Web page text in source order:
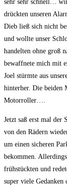
sehr sehr schnell…
drückten unseren
Dieb ließ sich nicht
und wollte unser
handelten ohne groß
bewaffnete mich mit
Joel stürmte aus
hinterher. Die beiden
Motorroller….
Jetzt saß erst mal der
von den Rädern
um einen sicheren
bekommen.
frühstückten und
super viele Gedanken